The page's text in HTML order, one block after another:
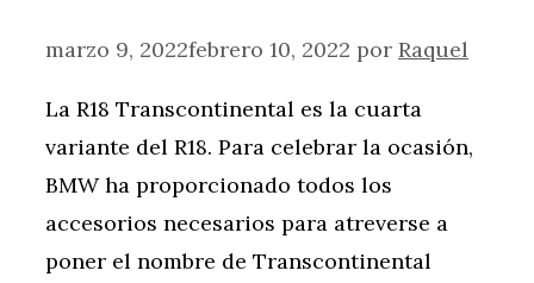
marzo 9, 2022febrero 10, 2022 por Raquel
La R18 Transcontinental es la cuarta
variante del R18. Para celebrar la ocasión,
BMW ha proporcionado todos los
accesorios necesarios para atreverse a
poner el nombre de Transcontinental